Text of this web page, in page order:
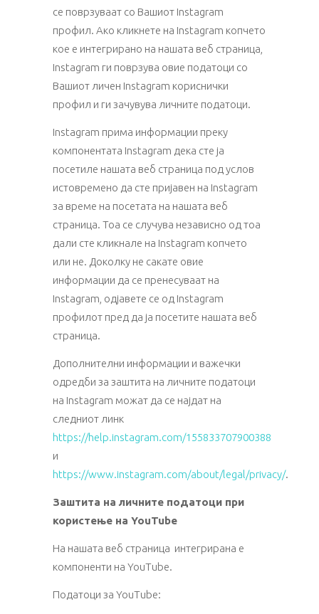
се поврзуваат со Вашиот Instagram
профил. Ако кликнете на Instagram копчето
кое е интегрирано на нашата веб страница,
Instagram ги поврзува овие податоци со
Вашиот личен Instagram кориснички
профил и ги зачувува личните податоци.
Instagram прима информации преку
компонентата Instagram дека сте ја
посетиле нашата веб страница под услов
истовремено да сте пријавен на Instagram
за време на посетата на нашата веб
страница. Тоа се случува независно од тоа
дали сте кликнале на Instagram копчето
или не. Доколку не сакате овие
информации да се пренесуваат на
Instagram, одјавете се од Instagram
профилот пред да ја посетите нашата веб
страница.
Дополнителни информации и важечки
одредби за заштита на личните податоци
на Instagram можат да се најдат на
следниот линк
https://help.instagram.com/155833707900388
и
https://www.instagram.com/about/legal/privacy/.
Заштита на личните податоци при
користење на YouTube
На нашата веб страница интегрирана е
компоненти на YouTube.
Податоци за YouTube: